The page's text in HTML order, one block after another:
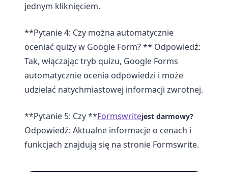
jednym kliknięciem.
**Pytanie 4: Czy można automatycznie
oceniać quizy w Google Form? ** Odpowiedź:
Tak, włączając tryb quizu, Google Forms
automatycznie ocenia odpowiedzi i może
udzielać natychmiastowej informacji zwrotnej.
**Pytanie 5: Czy **Formswritejest darmowy?
Odpowiedź: Aktualne informacje o cenach i
funkcjach znajdują się na stronie Formswrite.